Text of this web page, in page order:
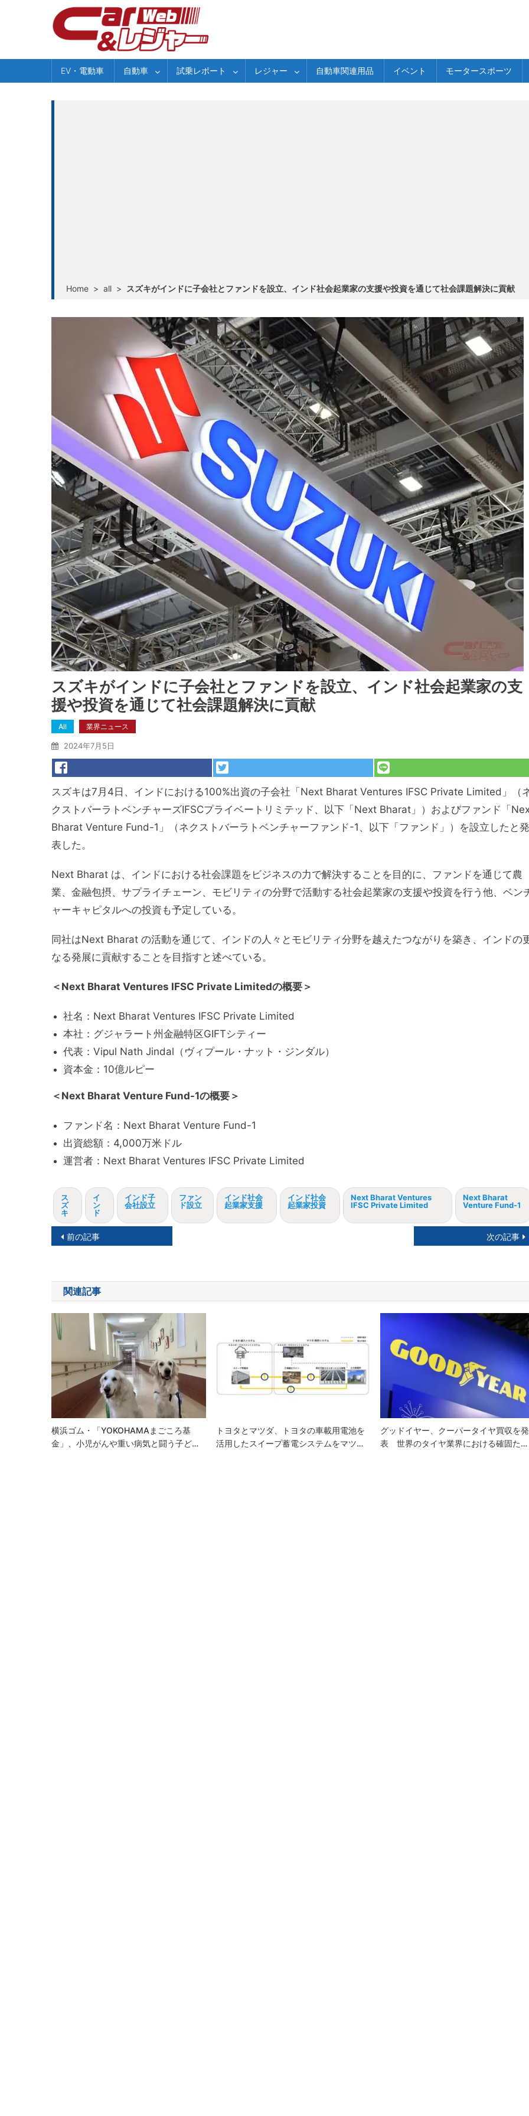
EV・電動車 自動車 試乗レポート レジャー 自動車関連用品 イベント モータースポーツ
Home > all > スズキがインドに子会社とファンドを設立、インド社会起業家の支援や投資を通じて社会課題解決に貢献
スズキがインドに子会社とファンドを設立、インド社会起業家の支
援や投資を通じて社会課題解決に貢献
All 業界ニュース
2024年7月5日
スズキは7月4日、インドにおける100%出資の子会社「Next Bharat Ventures IFSC Private Limited」（
クストバーラトベンチャーズIFSCプライベートリミテッド、以下「Next Bharat」）およびファンド「
Bharat Venture Fund-1」（ネクストバーラトベンチャーファンド-1、以下「ファンド」）を設立したと発
表した。
Next Bharat は、インドにおける社会課題をビジネスの力で解決することを目的に、ファンドを通じて農
業、金融包摂、サプライチェーン、モビリティの分野で活動する社会起業家の支援や投資を行う他、ベン
ャーキャピタルへの投資も予定している。
同社はNext Bharat の活動を通じて、インドの人々とモビリティ分野を越えたつながりを築き、インドの
なる発展に貢献することを目指すと述べている。
＜Next Bharat Ventures IFSC Private Limitedの概要＞
社名：Next Bharat Ventures IFSC Private Limited
本社：グジャラート州金融特区GIFTシティー
代表：Vipul Nath Jindal（ヴィプール・ナット・ジンダル）
資本金：10億ルピー
＜Next Bharat Venture Fund-1の概要＞
ファンド名：Next Bharat Venture Fund-1
出資総額：4,000万米ドル
運営者：Next Bharat Ventures IFSC Private Limited
ス
ズ
キ
イ
ン
ド
インド子
会社設立
ファン
ド設立
インド社会
起業家支援
インド社会
起業家投資
Next Bharat Ventures
IFSC Private Limited
Next Bharat
Venture Fund-1
投
ナ
ビ
ゲ
シ
ョ
ン
前の記事 次の記事
関連記事
横浜ゴム・「YOKOHAMAまごころ基
金」、小児がんや重い病気と闘う子ど…
トヨタとマツダ、トヨタの車載用電池を
活用したスイープ蓄電システムをマツ…
グッドイヤー、クーパータイヤ買収を発
表 世界のタイヤ業界における確固た…